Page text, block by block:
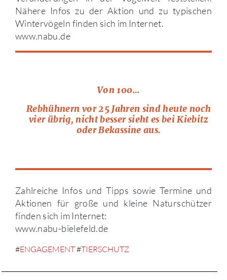
Nähere Infos zu der Aktion und zu typischen
Wintervögeln finden sich im Internet.
www.nabu.de
Von 100…
Rebhühnern vor 25 Jahren sind heute noch
vier übrig, nicht besser sieht es bei Kiebitz
oder Bekassine aus.
Zahlreiche Infos und Tipps sowie Termine und
Aktionen für große und kleine Naturschützer
finden sich im Internet:
www.nabu-bielefeld.de
#ENGAGEMENT#TIERSCHUTZ